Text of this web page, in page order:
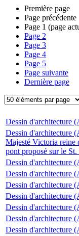
Première page
Page précédente
Page 1 (page
Page 2
Page 3
Page 4
Page 5
Page suivante
Dernière page
Dessin d'architecture
Dessin d'architecture
Majesté Victoria reine
pont proposé sur le
Dessin d'architecture
Dessin d'architecture
Dessin d'architecture
Dessin d'architecture
Dessin d'architecture
Dessin d'architecture
Dessin d'architecture